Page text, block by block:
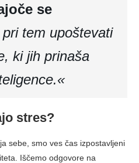
se
pri tem upoštevati
ki jih prinaša
stres?
sebe, smo ves čas izpostavljeni
Iščemo odgovore na